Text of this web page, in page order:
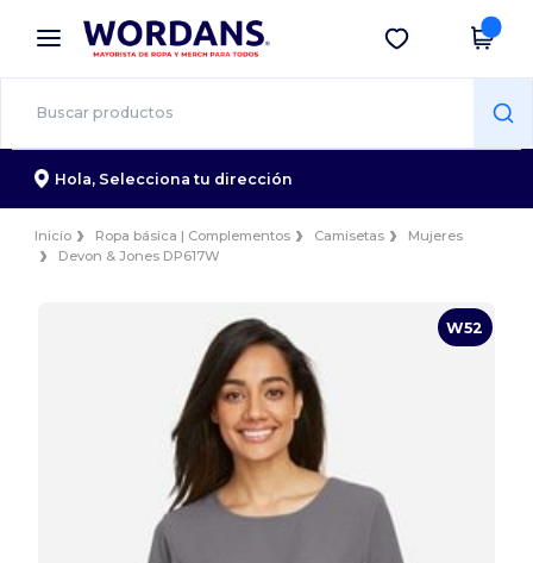
× App de Wordans
¡Mejores precios en app!
Descargar app
Hola, Selecciona tu dirección
Inicio Ropa básica | Complementos Camisetas
Mujeres
Devon & Jones DP617W
W52